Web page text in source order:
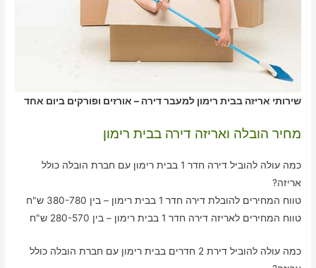
שירותי אריזה בבית רימון למעבר דירה – אורזים ופורקים ביום אחד
מחיר הובלה ואריזה דירה בבית רימון
כמה עולה להוביל דירה חדר 1 בבית רימון עם חברת הובלה כולל
אריזה?
טווח המחירים להובלת דירה חדר 1 בבית רימון – בין 380-780 ש"ח
טווח המחירים לאריזה דירה חדר 1 בבית רימון – בין 280-570 ש"ח
כמה עולה להוביל דירת 2 חדרים בבית רימון עם חברת הובלה כולל